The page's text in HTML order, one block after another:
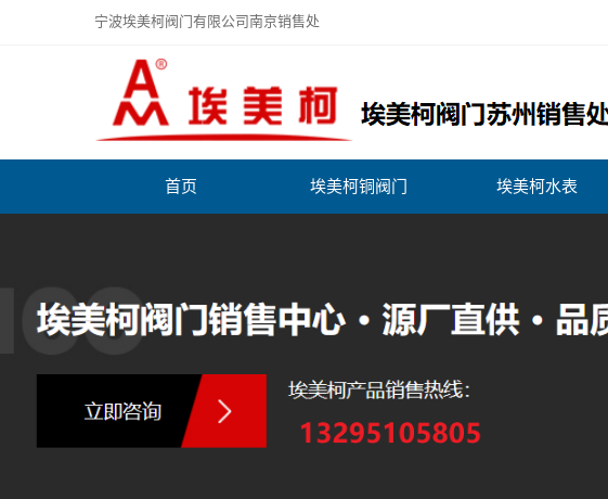
宁波埃美柯阀门有限公司南京销售处
首页 埃美柯铜阀门 埃美柯水表